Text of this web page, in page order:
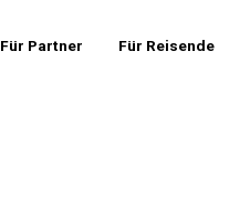
Für Partner Für Reisende